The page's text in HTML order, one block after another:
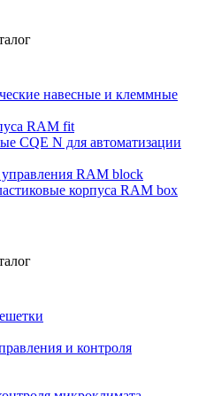
навесные и клеммные
RAM fit
CQE N для автоматизации
RAM block
корпуса RAM box
и контроля